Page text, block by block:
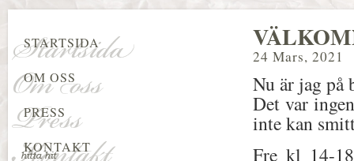
24 Mars, 2021
Nu är jag på
Det var
inte kan
Fre kl 14-
STARTSIDA
OM OSS
PRESS
KONTAKT